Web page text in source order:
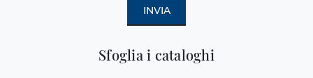
Sfoglia i cataloghi
INVIA